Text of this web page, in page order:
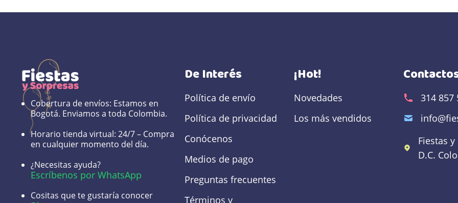
Cobertura de envíos: Estamos en
Bogotá. Enviamos a toda Colombia.
Horario tienda virtual: 24/7 – Compra
en cualquier momento del día.
¿Necesitas ayuda?
Escríbenos por WhatsApp
Cositas que te gustaría conocer
De Interés
Política de envío
Política de privacidad
Conócenos
Medios de pago
Preguntas frecuentes
Términos y
¡Hot!
Novedades
Los más vendidos
314 857
Fiestas
D.C.